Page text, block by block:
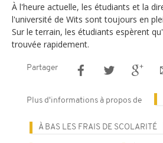
À l'heure actuelle, les étudiants et la
l'université de Wits sont toujours en
Sur le terrain, les étudiants espèrent
trouvée rapidement.
Partager
Plus d'informations à propos de
À BAS LES FRAIS DE SCOLARITÉ